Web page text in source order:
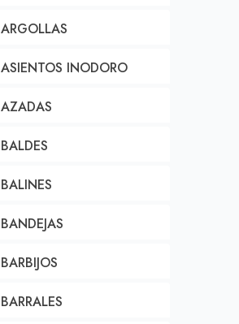
ARGOLLAS
ASIENTOS INODORO
AZADAS
BALDES
BALINES
BANDEJAS
BARBIJOS
BARRALES